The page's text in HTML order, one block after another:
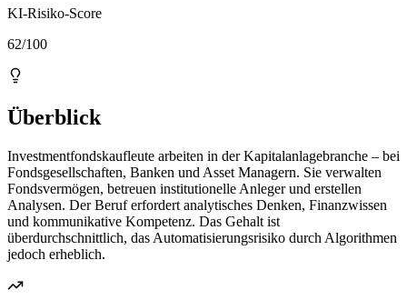
KI-Risiko-Score
62/100
Überblick
Investmentfondskaufleute arbeiten in der Kapitalanlagebranche – bei
Fondsgesellschaften, Banken und Asset Managern. Sie verwalten
Fondsvermögen, betreuen institutionelle Anleger und erstellen
Analysen. Der Beruf erfordert analytisches Denken, Finanzwissen
und kommunikative Kompetenz. Das Gehalt ist
überdurchschnittlich, das Automatisierungsrisiko durch Algorithmen
jedoch erheblich.